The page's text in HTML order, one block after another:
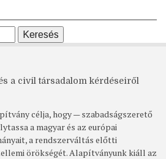
a civil társadalom kérdéseiről
célja, hogy — szabadságszerető
a magyar és az európai
a rendszerváltás előtti
örökségét. Alapítványunk kiáll az